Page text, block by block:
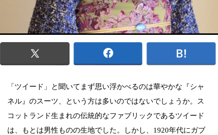
「ツイード」と聞いてまず思い浮かべるのは華やかな『シャ
ネル』のスーツ、という方は多いのではないでしょうか。ス
コットランド生まれの伝統的なファブリックであるツイード
は、もとは男性ものの生地でした。しかし、1920年代にガブ